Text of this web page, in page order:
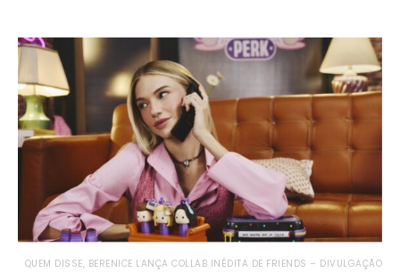
QUEM DISSE, BERENICE LANÇA COLLAB INÉDITA DE FRIENDS – DIVULGAÇÃO